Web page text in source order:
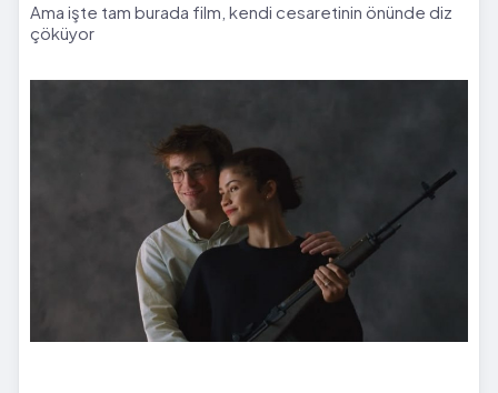
Ama işte tam burada film, kendi cesaretinin önünde diz
çöküyor